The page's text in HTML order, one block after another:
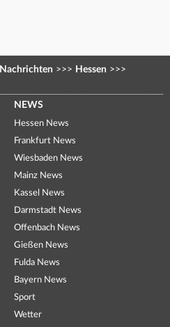
Nachrichten >>> Hessen >>>
NEWS
Hessen News
Frankfurt News
Wiesbaden News
Mainz News
Kassel News
Darmstadt News
Offenbach News
Gießen News
Fulda News
Bayern News
Sport
Wetter